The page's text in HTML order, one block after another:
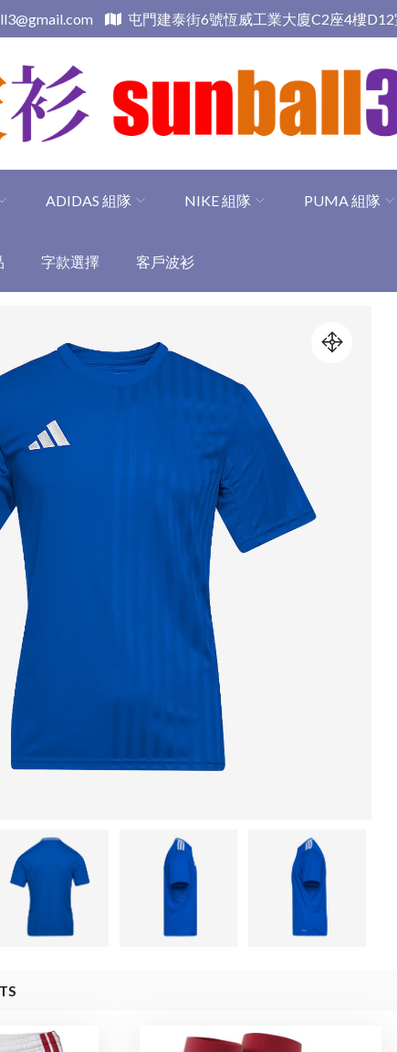
屯門建泰街6號恆威工業大廈C2座4樓D12
ADIDAS 組隊 NIKE 組隊 PUMA 組隊
字款選擇 客戶波衫